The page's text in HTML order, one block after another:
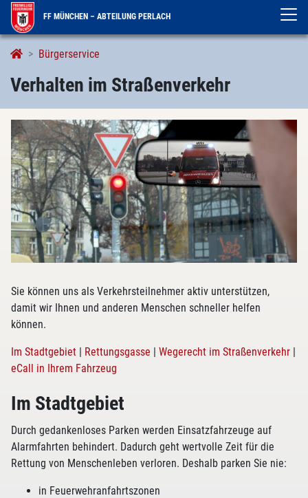
FF MÜNCHEN – ABTEILUNG PERLACH
Bürgerservice
Verhalten im Straßenverkehr
Verhalten im Straßenverkehr
Sie können uns als Verkehrsteilnehmer aktiv unterstützen,
damit wir Ihnen und anderen Menschen schneller helfen
können.
Im Stadtgebiet | Rettungsgasse | Wegerecht im Straßenverkehr |
eCall in Ihrem Fahrzeug
Im Stadtgebiet
Durch gedankenloses Parken werden Einsatzfahrzeuge auf
Alarmfahrten behindert. Dadurch geht wertvolle Zeit für die
Rettung von Menschenleben verloren. Deshalb parken Sie nie:
in Feuerwehranfahrtszonen